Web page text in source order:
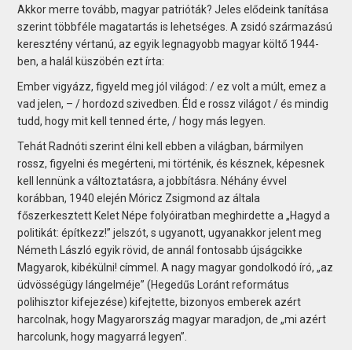
Akkor merre tovább, magyar patrióták? Jeles elődeink tanítása
szerint többféle magatartás is lehetséges. A zsidó származású
keresztény vértanú, az egyik legnagyobb magyar költő 1944-
ben, a halál küszöbén ezt írta:
Ember vigyázz, figyeld meg jól világod: / ez volt a múlt, emez a
vad jelen, – / hordozd szivedben. Éld e rossz világot / és mindig
tudd, hogy mit kell tenned érte, / hogy más legyen.
Tehát Radnóti szerint élni kell ebben a világban, bármilyen
rossz, figyelni és megérteni, mi történik, és késznek, képesnek
kell lennünk a változtatásra, a jobbításra. Néhány évvel
korábban, 1940 elején Móricz Zsigmond az általa
főszerkesztett Kelet Népe folyóiratban meghirdette a „Hagyd a
politikát: építkezz!” jelszót, s ugyanott, ugyanakkor jelent meg
Németh László egyik rövid, de annál fontosabb újságcikke
Magyarok, kibékülni! címmel. A nagy magyar gondolkodó író, „az
üdvösségügy lángelméje” (Hegedűs Loránt református
polihisztor kifejezése) kifejtette, bizonyos emberek azért
harcolnak, hogy Magyarország magyar maradjon, de „mi azért
harcolunk, hogy magyarrá legyen”.